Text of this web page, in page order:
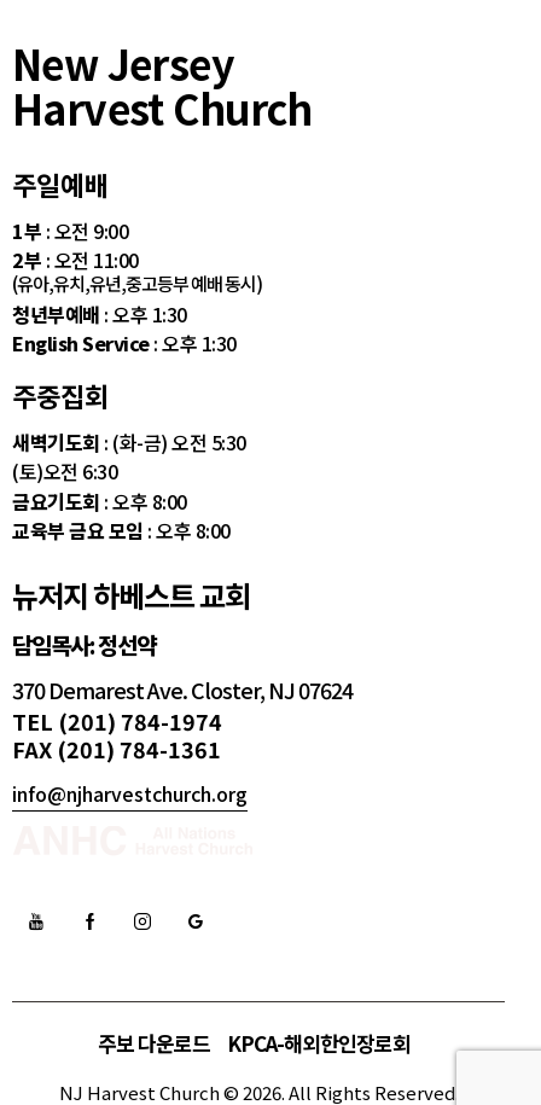
New Jersey
Harvest Church
주일예배
1부 : 오전 9:00
2부 : 오전 11:00
(유아,유치,유년,중고등부 예배 동시)
청년부예배 : 오후 1:30
English Service: 오후 1:30
주중집회
새벽기도회 : (화-금) 오전 5:30
(토)오전 6:30
금요기도회 : 오후 8:00
교육부 금요 모임 : 오후 8:00
뉴저지 하베스트 교회
담임목사: 정선약
370 Demarest Ave. Closter, NJ 07624
TEL (201) 784-1974
FAX (201) 784-1361
info@njharvestchurch.org
주보 다운로드 KPCA-해외한인장로회
NJ Harvest Church © 2026. All Rights Reserved.